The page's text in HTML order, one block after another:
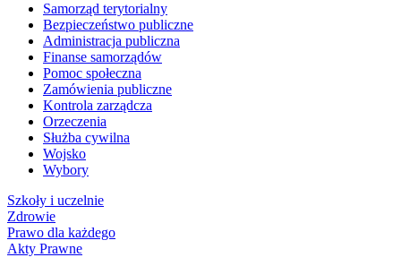
Samorząd terytorialny
Bezpieczeństwo publiczne
Administracja publiczna
Finanse samorządów
Pomoc społeczna
Zamówienia publiczne
Kontrola zarządcza
Orzeczenia
Służba cywilna
Wojsko
Wybory
Szkoły i uczelnie
Zdrowie
Prawo dla każdego
Akty Prawne